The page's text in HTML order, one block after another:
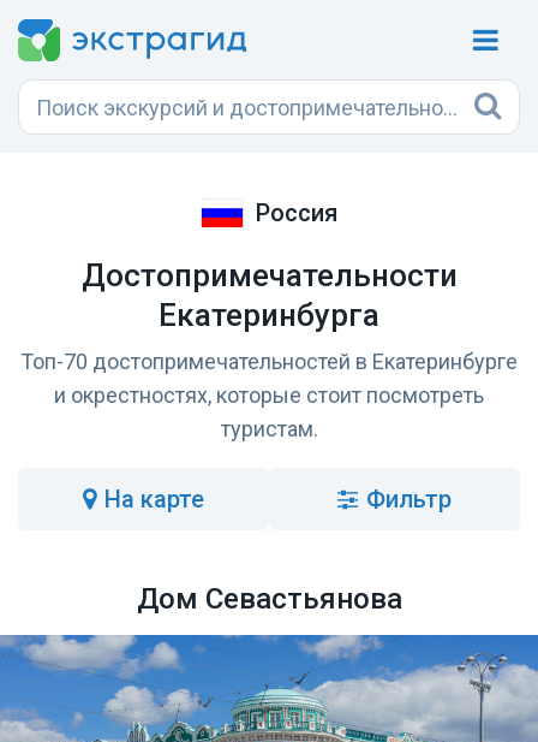
Россия
Достопримечательности
Екатеринбурга
Топ-70 достопримечательностей в Екатеринбурге
и окрестностях, которые стоит посмотреть
туристам.
на карте Фильтр
Дом Севастьянова